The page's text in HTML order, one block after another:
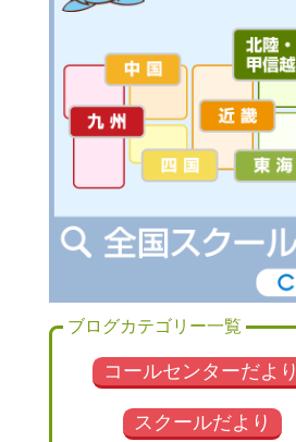
ブログカテゴリー一覧
コールセンターだより
スクールだより